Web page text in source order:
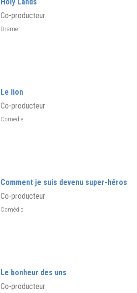
Co-producteur
Drame
Le lion
Co-producteur
Comédie
Comment je suis devenu super-héros
Co-producteur
Comédie
Le bonheur des uns
Co-producteur